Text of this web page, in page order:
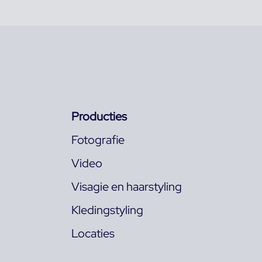
Producties
Fotografie
Video
Visagie en haarstyling
Kledingstyling
Locaties